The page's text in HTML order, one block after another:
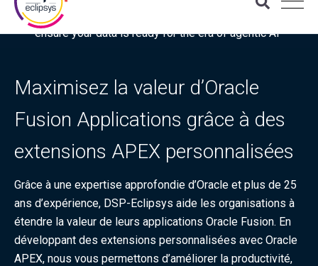
Download the latest Gartner® report: “Use this checklist to
ensure your data is ready for the era of agentic AI”
Maximisez la valeur d’Oracle
Fusion Applications grâce à des
extensions APEX personnalisées
Grâce à une expertise approfondie d’Oracle et plus de 25
ans d’expérience, DSP-Eclipsys aide les organisations à
étendre la valeur de leurs applications Oracle Fusion. En
développant des extensions personnalisées avec Oracle
APEX, nous vous permettons d’améliorer la productivité,